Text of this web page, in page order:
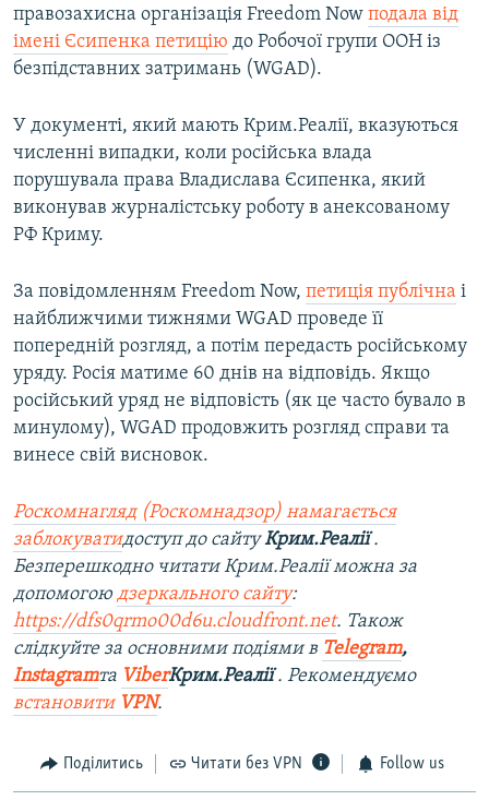
правозахисна організація Freedom Now подала від
імені Єсипенка петицію до Робочої групи ООН із
безпідставних затримань (WGAD).
У документі, який мають Крим.Реалії, вказуються
численні випадки, коли російська влада
порушувала права Владислава Єсипенка, який
виконував журналістську роботу в анексованому
РФ Криму.
За повідомленням Freedom Now, петиція публічна і
найближчими тижнями WGAD проведе її
попередній розгляд, а потім передасть російському
уряду. Росія матиме 60 днів на відповідь. Якщо
російський уряд не відповість (як це часто бувало в
минулому), WGAD продовжить розгляд справи та
винесе свій висновок.
Роскомнагляд (Роскомнадзор) намагається
заблокуватидоступ до сайтуКрим.Реалії.
Безперешкодно читати Крим.Реалії можна за
допомогою дзеркального сайту:
https://dfs0qrmo00d6u.cloudfront.net. Також
слідкуйте за основними подіями в Telegram,
Instagramта ViberКрим.Реалії. Рекомендуємо
встановити VPN.
Поділитись Читати без VPN Follow us